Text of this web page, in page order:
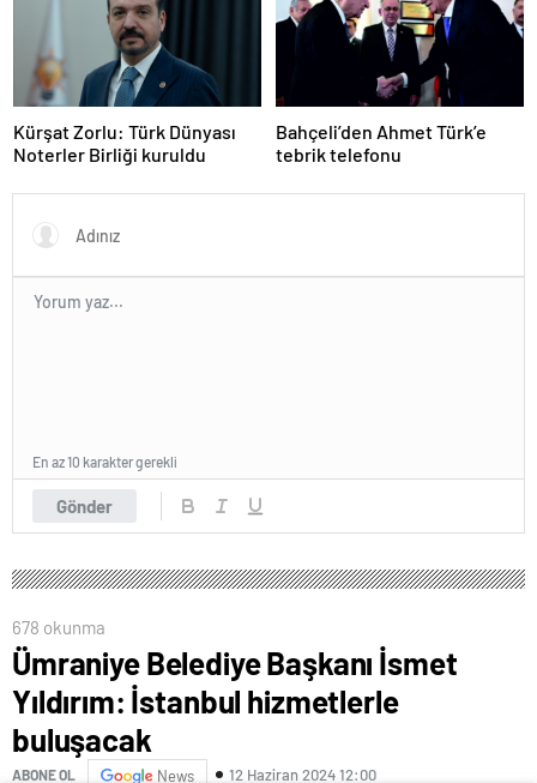
Kürşat Zorlu: Türk Dünyası
Noterler Birliği kuruldu
Bahçeli’den Ahmet Türk’e
tebrik telefonu
Gönder
En az 10 karakter gerekli
678 okunma
Ümraniye Belediye Başkanı İsmet
Yıldırım: İstanbul hizmetlerle
buluşacak
ABONE OL News 12 Haziran 2024 12:00